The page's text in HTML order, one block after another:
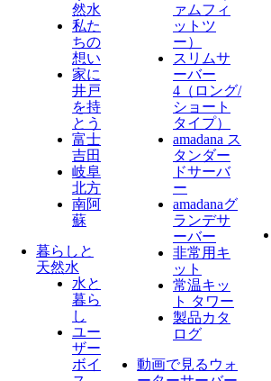
然水
私た
ちの
想い
家に
井戸
を持
とう
富士
吉田
岐阜
北方
南阿
蘇
暮らしと
天然水
水と
暮ら
し
ユー
ザー
ボイ
ァムフィ
ットツ
ー）
スリムサ
ーバー
4（ロング/
ショート
タイプ）
amadana ス
タンダー
ドサーバ
ー
amadanaグ
ランデサ
ーバー
非常用キ
ット
常温キッ
ト タワー
製品カタ
ログ
動画で見るウォ